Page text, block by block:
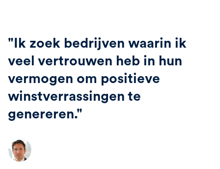
"Ik zoek bedrijven waarin ik
veel vertrouwen heb in hun
vermogen om positieve
winstverrassingen te
genereren."